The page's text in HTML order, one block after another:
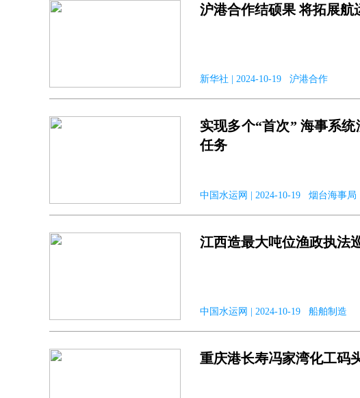
沪港合作结硕果 将拓展航
新华社 | 2024-10-19 沪港合作
实现多个“首次” 海事系
任务
中国水运网 | 2024-10-19 烟台海事局
江西造最大吨位渔政执法
中国水运网 | 2024-10-19 船舶制造
重庆港长寿冯家湾化工码